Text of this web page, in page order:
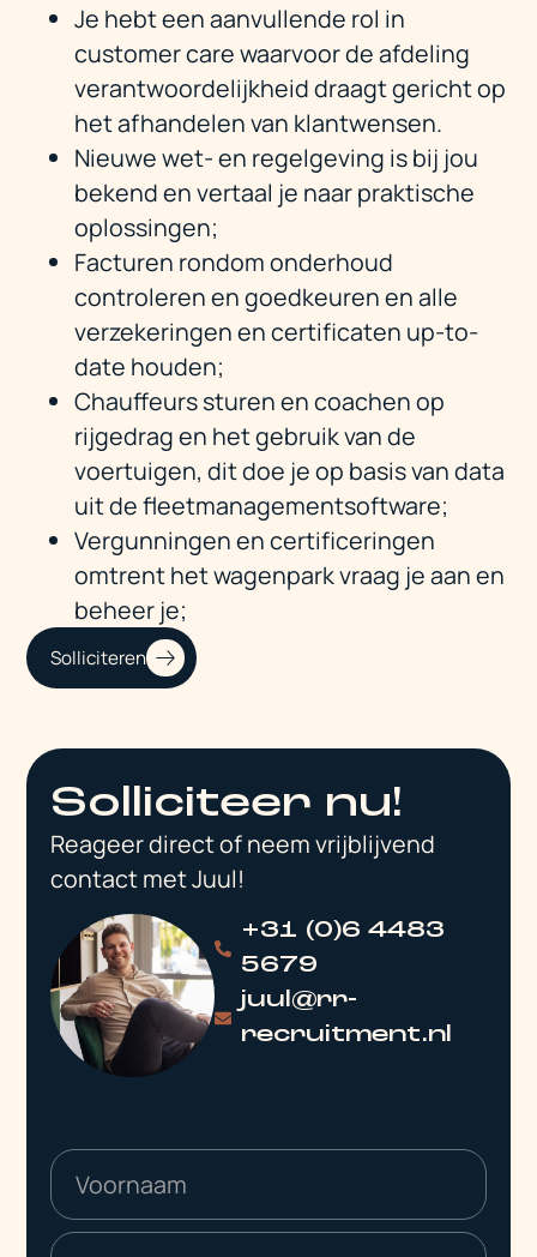
Je hebt een aanvullende rol in
customer care waarvoor de afdeling
verantwoordelijkheid draagt gericht op
het afhandelen van klantwensen.
Nieuwe wet- en regelgeving is bij jou
bekend en vertaal je naar praktische
oplossingen;
Facturen rondom onderhoud
controleren en goedkeuren en alle
verzekeringen en certificaten up-to-
date houden;
Chauffeurs sturen en coachen op
rijgedrag en het gebruik van de
voertuigen, dit doe je op basis van data
uit de fleetmanagementsoftware;
Vergunningen en certificeringen
omtrent het wagenpark vraag je aan en
beheer je;
Solliciteren
Solliciteer nu!
Reageer direct of neem vrijblijvend
contact met Juul!
+31 (0)6 4483
5679
juul@rr-
recruitment.nl